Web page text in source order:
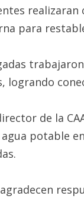
para
logrando
de la
potable